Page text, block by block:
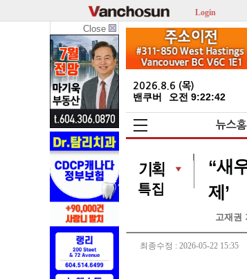
Login
Close
2026.8.6 (목)
밴쿠버 오전 9:22:44
뉴스홈
“새
제’
고재권
최종수정 : 2026-05-22 15:35